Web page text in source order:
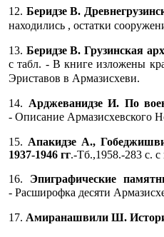
12. Беридзе В.
находились , остатки
13. Беридзе В. Грузинская
с табл. - В книге изложены
Эриставов в Армазисхеви.
14. Арджеванидзе И. По
- Описание Армазисхевского
15. Апакидзе А.,
1937-1946 гг.-Тб.,1958.-283 с. с
16. Эпиграфические
- Расширофка десяти
17. Амиранашвили Ш.